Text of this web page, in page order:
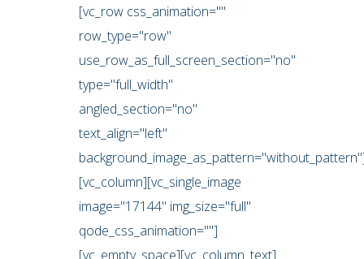
[vc_row css_animation=""
row_type="row"
use_row_as_full_screen_section="no"
type="full_width"
angled_section="no"
text_align="left"
[vc_column][vc_single_image
image="17144" img_size="full"
qode_css_animation=""]
[vc_empty_space][vc_column_text]